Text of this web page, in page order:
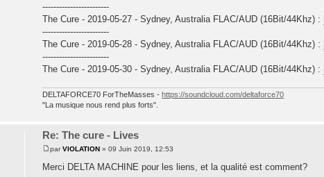
------------------------
The Cure - 2019-05-27 - Sydney, Australia FLAC/AUD (16Bit/44Khz) :
------------------------
The Cure - 2019-05-28 - Sydney, Australia FLAC/AUD (16Bit/44Khz) :
------------------------
The Cure - 2019-05-30 - Sydney, Australia FLAC/AUD (16Bit/44Khz) :
DELTAFORCE70 ForTheMasses - https://soundcloud.com/deltaforce70
"La musique nous rend plus forts".
Re: The cure - Lives
parVIOLATION » 09 Juin 2019, 12:53
Merci DELTA MACHINE pour les liens, et la qualité est comment?